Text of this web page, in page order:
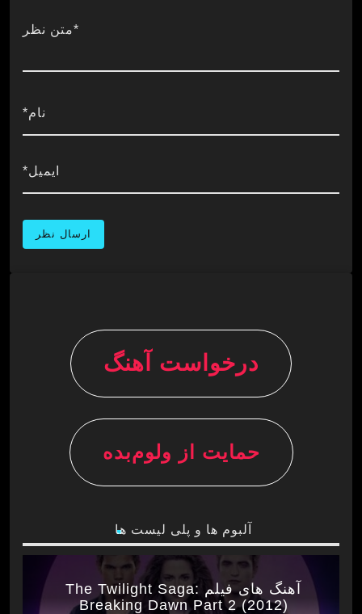
*متن نظر
نام*
ایمیل*
درخواست آهنگ
حمایت از ولوم‌بده
آلبوم ها و پلی لیست ها
آهنگ های فیلم The Twilight Saga:
Breaking Dawn Part 2 (2012)